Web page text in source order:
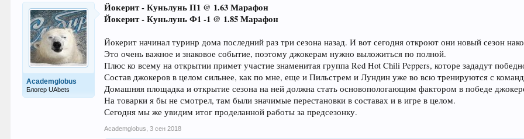
Academglobus
Блогер UAbets
Йокерит - Куньлунь П1 @ 1.63 Марафон
Йокерит - Куньлунь Ф1 -1 @ 1.85 Марафон
Йокерит начинал туринр дома последний раз три сезона назад. И вот сегодня откроют они новый сезон
Это очень важное и знаковое событие, поэтому джокерам нужно выложиться по полной.
Плюс ко всему на открытии примет участие знаменитая группа Red Hot Chili Peppers, которе зададут
Состав джокеров в целом сильнее, как по мне, еще и Пильстрем и Лундин уже во всю тренируются с
Домашняя площадка и открытие сезона на ней должна стать основопологающим фактором в победе
На товарки я бы не смотрел, там были значимые перестановки в составах и в игре в целом.
Сегодня мы же увидим итог проделанной работы за предсезонку.
Academglobus 3 сен 2018